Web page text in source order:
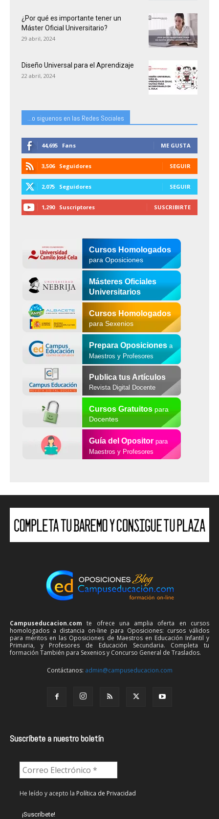
¿Por qué es importante tener un
Máster Oficial Universitario?
29 abril, 2024
Diseño Universal para el Aprendizaje
22 abril, 2024
...o siguenos en las Redes Sociales
44,695 Fans ME GUSTA
3,506 Seguidores SEGUIR
2,075 Seguidores SEGUIR
1,290 Suscriptores SUSCRIBIRTE
Cursos Homologados
para Oposiciones
Másteres Oficiales
Universitarios
Cursos Homologados
para Sexenios
Prepara Oposiciones a
Maestros y Profesores
Publica tus Artículos
Revista Digital Docente
Cursos Gratuitospara
Docentes
Guía del Opositor para
Maestros y Profesores
Campuseducacion.com te ofrece una amplia oferta en cursos
homologados a distancia on-line para Oposiciones: cursos válidos
para méritos en las Oposiciones de Maestros en Educación Infantil y
Primaria, y Profesores de Educación Secundaria. Completa tu
formación También para Sexenios y Concurso General de Traslados.
Contáctanos: admin@campuseducacion.com
Suscríbete a nuestro boletín
He leído y acepto la Política de Privacidad